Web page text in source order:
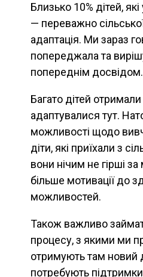
Близько 10% дітей,
— переважно
адаптація. Ми зараз
попереджала та
попереднім досвідом.
Багато дітей
адаптувалися тут.
можливості щодо
діти, які приїхали з
вони нічим не гірші
більше мотивації до
можливостей.
Також важливо
процесу, з якими ми
отримують там новий
потребують